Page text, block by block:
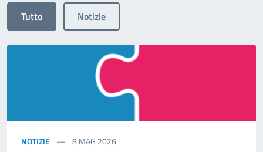
Tutto Notizie
NOTIZIE 8MAG 2026